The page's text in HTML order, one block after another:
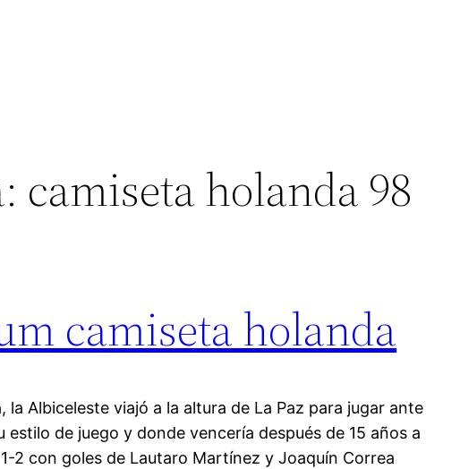
camiseta holanda 98
camiseta holanda
la Albiceleste viajó a la altura de La Paz para jugar ante
estilo de juego y donde vencería después de 15 años a
2 con goles de Lautaro Martínez y Joaquín Correa